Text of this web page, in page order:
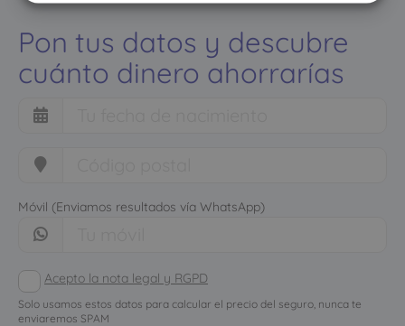
Pon tus datos y descubre
cuánto dinero ahorrarías
Móvil (Enviamos resultados vía WhatsApp)
Acepto la nota legal y RGPD
Solo usamos estos datos para calcular el precio del seguro, nunca te
enviaremos SPAM